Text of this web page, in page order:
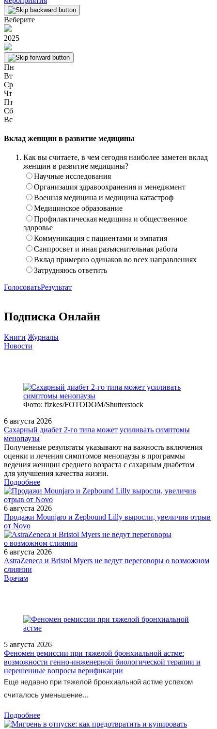
Веберите
2025
Пн
Вт
Ср
Чт
Пт
Сб
Вс
Вклад женщин в развитие медицины
Как вы считаете, в чем сегодня наиболее заметен вклад
женщин в развитие медицины?
Научные исследования
Организация здравоохранения и менеджмент
Военная медицина и медицина катастроф
Медицинское образование
Профилактическая медицина и общественное
здоровье
Коммуникация с пациентами и эмпатия
Санпросвет и иная разъяснительная работа
Вклад примерно одинаков во всех направлениях
Затрудняюсь ответить
ГолосоватьРезультат
Подписка Онлайн
Книги Журналы
Новости
Фото: fizkes/FOTODOM/Shutterstock
6 августа 2026
Сахарный диабет 2‑го типа может усиливать симптомы
менопаузы
Полученные результаты указывают на важность включения
оценки и лечения симптомов менопаузы в программы
ведения женщин среднего возраста с сахарным диабетом
для улучшения качества жизни.
Подробнее
6 августа 2026
Продажи Mounjaro и Zepbound Lilly выросли, увеличив отрыв
от Novo
6 августа 2026
AstraZeneca и Bristol Myers не ведут переговоры о возможном
слиянии
/doctor/gynaecology/beremennost-oslozhnennaya-
Врачам
5 августа 2026
Феномен ремиссии при тяжелой бронхиальной астме:
возможности генно-инженерной биологической терапии и
нерешенные вопросы верификации
Еще недавно при тяжелой бронхиальной астме успехом
считалось уменьшение...
Подробнее